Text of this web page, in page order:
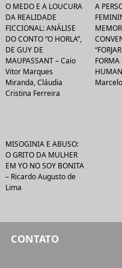
O MEDO E A LOUCURA
DA REALIDADE
FICCIONAL: ANÁLISE
DO CONTO “O HORLA”,
DE GUY DE
MAUPASSANT – Caio
Vitor Marques
Miranda, Cláudia
Cristina Ferreira
A
FORMA
MISOGINIA E ABUSO:
O GRITO DA MULHER
EM YO NO SOY BONITA
– Ricardo Augusto de
Lima
CONTATO